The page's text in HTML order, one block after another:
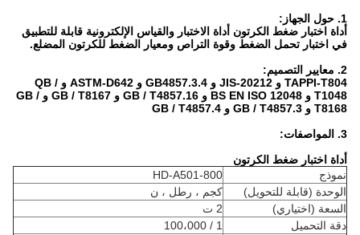
1. حول الجهاز:
أداة اختبار ضغط الكرتون أداة الاختبار والقياس الإلكترونية قابلة للتطبيق
في اختبار تحمل الضغط وقوة التراص ومعيار الضغط للكرتون المضلع.
2. معايير التصميم:
TAPPI-T804 و JIS-20212 و GB4857.3.4 و ASTM-D642 و QB /
T1048 و BS EN ISO 12048 و GB / T4857.16 و GB / T8167 و GB /
T8168 و GB / T4857.3 و GB / T4857.4
3. المواصفات:
أداة اختبار ضغط الكرتون
نموذج
HD-A501-800
الوحدة (قابلة للتحويل)
كجم ، رطل ، ن
السعة (اختياري)
2 ت
دقة التحميل
1 / 100،000